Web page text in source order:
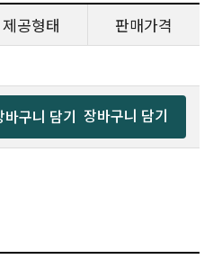
제공형태 판매가격
장바구니 담기